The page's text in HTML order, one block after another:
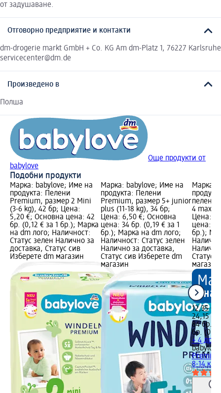
от задушаване.
Отговорно предприятие и контакти
dm-drogerie markt GmbH + Co. KG Am dm-Platz 1, 76227 Karlsruhe
servicecenter@dm.de
Произведено в
Полша
Още продукти от
babylove
Подобни продукти
Марка: babylove; Име на
продукта: Пелени
Premium, размер 2 Мini
(3-6 kg), 42 бр; Цена:
5,20 €; Основна цена: 42
бр. (0,12 € за 1 бр.); Марка
на dm лого; Наличност:
Статус зелен Налично за
доставка, Статус сив
Изберете dm магазин
Марка: babylove; Име на
продукта: Пелени
Premium, размер 5+ junior
plus (11-18 kg), 34 бр;
Цена: 6,50 €; Основна
цена: 34 бр. (0,19 € за 1
бр.); Марка на dm лого;
Наличност: Статус зелен
Налично за доставка,
Статус сив Изберете dm
магазин
Марка:
пелени
4 maxi,
Цена:
цена:
бр.);
Статус
магазин
12,35 €
24,15 лв.
84 бр.
бр.
+ 4
babylove
8-14 кг,